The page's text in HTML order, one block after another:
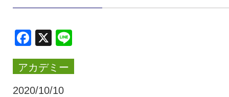
クラブ・会社情報 レディース
ファンクラブ
Facebook
X
アカデミー
2020/10/10